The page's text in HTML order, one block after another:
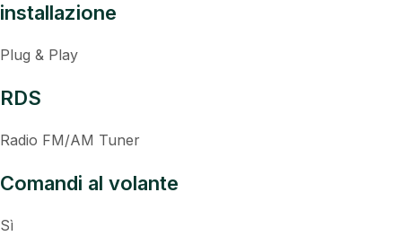
installazione
Plug & Play
RDS
Radio FM/AM Tuner
Comandi al volante
Sì